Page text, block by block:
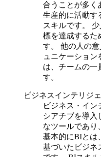
合うことが多く
生産的に活動す
スキルです。
標を達成するた
す。
他の人の
ュニケーション
は、チームの一
す。
ビジネスインテリジ
ビジネス・イ
シアチブを導入
なツールであり
基本的にBIとは
基づいたビジネ